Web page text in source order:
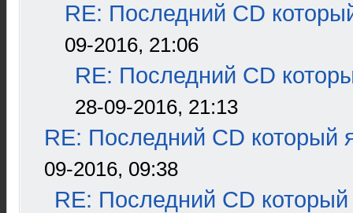
RE: Последний CD
09-2016, 21:06
RE: Последний CD
28-09-2016, 21:13
RE: Последний CD который
09-2016, 09:38
RE: Последний CD который